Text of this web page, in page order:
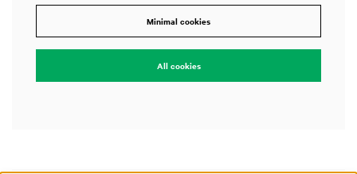
Minimal cookies
All cookies